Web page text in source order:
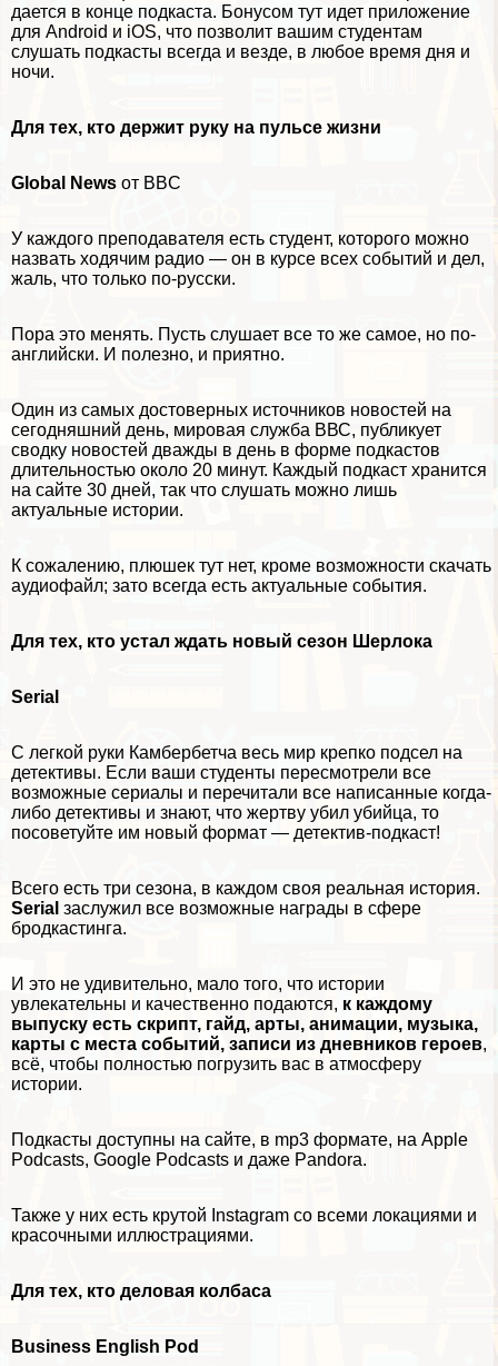
дается в конце подкаста. Бонусом тут идет приложение
для Android и iOS, что позволит вашим студентам
слушать подкасты всегда и везде, в любое время дня и
ночи.
Для тех, кто держит руку на пульсе жизни
Global News от BBC
У каждого преподавателя есть студент, которого можно
назвать ходячим радио — он в курсе всех событий и дел,
жаль, что только по-русски.
Пора это менять. Пусть слушает все то же самое, но по-
английски. И полезно, и приятно.
Один из самых достоверных источников новостей на
сегодняшний день, мировая служба ВВС, публикует
сводку новостей дважды в день в форме подкастов
длительностью около 20 минут. Каждый подкаст хранится
на сайте 30 дней, так что слушать можно лишь
актуальные истории.
К сожалению, плюшек тут нет, кроме возможности скачать
аудиофайл; зато всегда есть актуальные события.
Для тех, кто устал ждать новый сезон Шерлока
Serial
С легкой руки Камбербетча весь мир крепко подсел на
детективы. Если ваши студенты пересмотрели все
возможные сериалы и перечитали все написанные когда-
либо детективы и знают, что жертву убил убийца, то
посоветуйте им новый формат — детектив-подкаст!
Всего есть три сезона, в каждом своя реальная история.
Serial заслужил все возможные награды в сфере
бродкастинга.
И это не удивительно, мало того, что истории
увлекательны и качественно подаются, к каждому
выпуску есть скрипт, гайд, арты, анимации, музыка,
карты с места событий, записи из дневников героев,
всё, чтобы полностью погрузить вас в атмосферу
истории.
Подкасты доступны на сайте, в mp3 формате, на Apple
Podcasts, Google Podcasts и даже Pandora.
Также у них есть крутой Instagram со всеми локациями и
красочными иллюстрациями.
Для тех, кто деловая колбаса
Business English Pod